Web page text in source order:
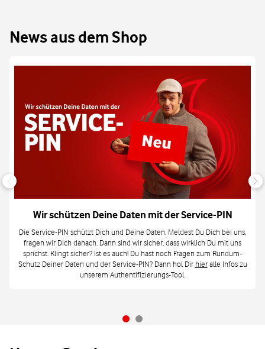
News aus dem Shop
Wir schützen Deine Daten mit der Service-PIN
Die Service-PIN schützt Dich und Deine Daten. Meldest Du Dich bei uns,
fragen wir Dich danach. Dann sind wir sicher, dass wirklich Du mit uns
sprichst. Klingt sicher? Ist es auch! Du hast noch Fragen zum Rundum-
Schutz Deiner Daten und der Service-PIN? Dann hol Dir hieralle Infos zu
unserem Authentifizierungs-Tool.